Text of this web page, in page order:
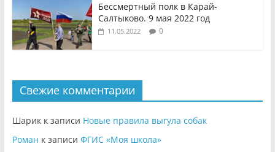
Бессмертный полк в Карай-
Салтыково. 9 мая 2022 год
11.05.2022 0
Свежие комментарии
Шарикк записи Новые правила выгула собак
Роман к записи ФГИС «Моя школа»